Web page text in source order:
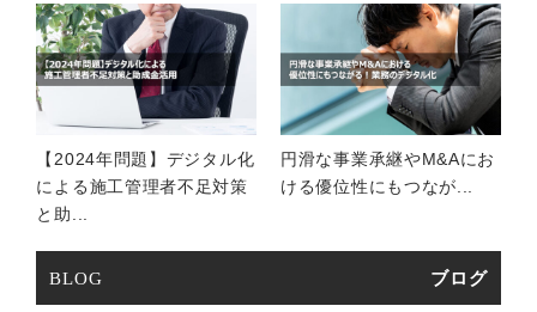
BLOG ブログ
【2024年問題】デジタル化
による施工管理者不足対策
と助...
円滑な事業承継やM&Aにお
ける優位性にもつなが...